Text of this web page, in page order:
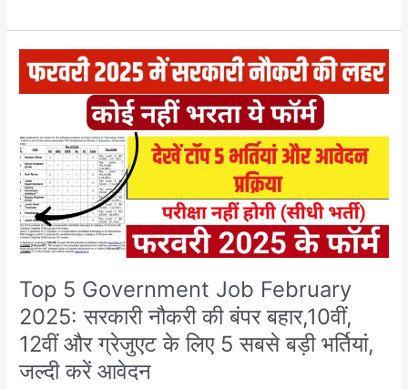
Top 5 Government Job February
2025: सरकारी नौकरी की बंपर बहार,10वीं,
12वीं और ग्रेजुएट के लिए 5 सबसे बड़ी भर्तियां,
जल्दी करें आवेदन
Top
Government
February
2025:
सरकारी
नौकरी
की
बंपर
12वीं
और
ग्रेजुएट
के
5